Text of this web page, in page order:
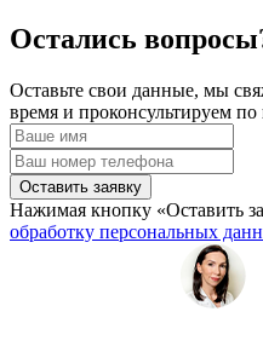
Остались
Оставьте свои данные, мы
время и проконсультируем
Оставить заявку
Нажимая кнопку «Оставить
обработку персональных